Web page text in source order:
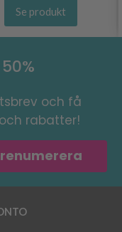
Se produkt
och få
rabatter!